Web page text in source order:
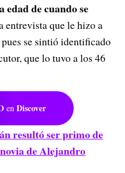
edad de cuando se
entrevista que le hizo a
se sintió identificado
que lo tuvo a los 46
en Discover
resultó ser primo de
de Alejandro